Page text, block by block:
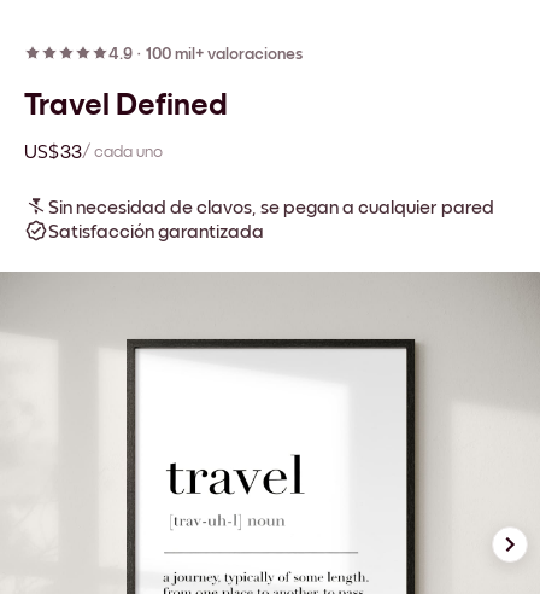
4.9 · 100 mil+ valoraciones
Travel Defined
US$33/ cada uno
Sin necesidad de clavos, se pegan a cualquier pared
Satisfacción garantizada